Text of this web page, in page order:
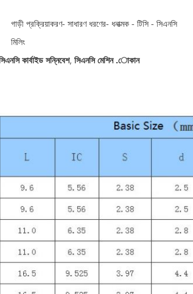
গাড়ী প্রক্রিয়াকরণ- সাধারণ ধরণের- ধনাত্মক - টিসি - সিএনসি
সন্নিবেশ
মিলিং
কার্বাইড সন্নিবেশ, সিএনসি মেশিন .োকান